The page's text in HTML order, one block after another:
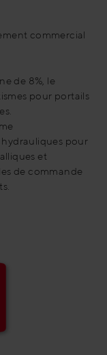
commercial
de 8%, le
pour portails
pour
et
de commande